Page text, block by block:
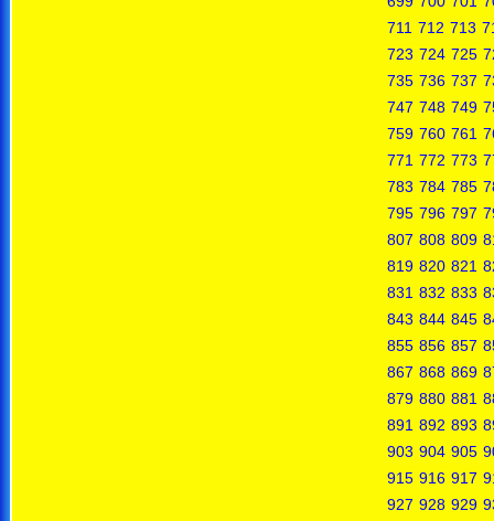
711 712 713
723 724 725
735 736 737
747 748 749
759 760 761
771 772 773
783 784 785
795 796 797
807 808 809
819 820 821
831 832 833
843 844 845
855 856 857
867 868 869
879 880 881
891 892 893
903 904 905
915 916 917
927 928 929